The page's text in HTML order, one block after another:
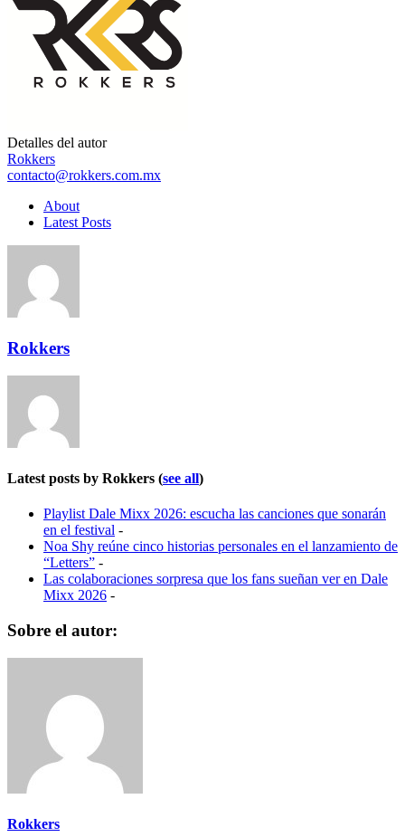
Detalles del autor
Rokkers
contacto@rokkers.com.mx
About
Latest Posts
Rokkers
Latest posts by Rokkers (see all)
Playlist Dale Mixx 2026: escucha las canciones que sonarán
en el festival -
Noa Shy reúne cinco historias personales en el lanzamiento de
“Letters” -
Las colaboraciones sorpresa que los fans sueñan ver en Dale
Mixx 2026 -
Sobre el autor:
Rokkers